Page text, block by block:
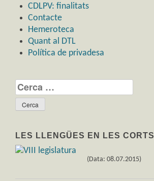
CDLPV: finalitats
Contacte
Hemeroteca
Quant al DTL
Política de privadesa
Cerca:
LES LLENGÜES EN LES CORTS
(Data: 08.07.2015)